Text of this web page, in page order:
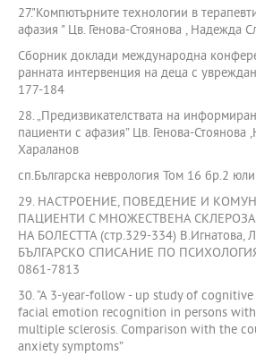
27."Компютърните технологии в
афазия " Цв. Генова-Стоянова , Надежда
Сборник доклади международна
ранната интервенция на деца с
177-184
28. „Предизвикателствата на
пациенти с афазия” Цв. Генова-Стоянова
Хараланов
сп.Българска неврология Том 16 бр.2
29. НАСТРОЕНИЕ, ПОВЕДЕНИЕ И
ПАЦИЕНТИ С МНОЖЕСТВЕНА
НА БОЛЕСТТА (стр.329-334) В.Игнатова,
БЪЛГАРСКО СПИСАНИЕ ПО ПСИХОЛОГИЯ
0861-7813
30. “A 3-year-follow - up study of
facial emotion recognition in persons
multiple sclerosis. Comparison with the
anxiety symptoms”